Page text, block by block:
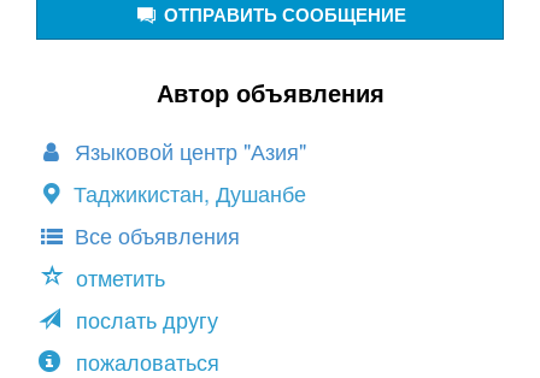
ОТПРАВИТЬ СООБЩЕНИЕ
Автор объявления
Языковой центр "Азия"
Таджикистан, Душанбе
Все объявления
отметить
послать другу
пожаловаться